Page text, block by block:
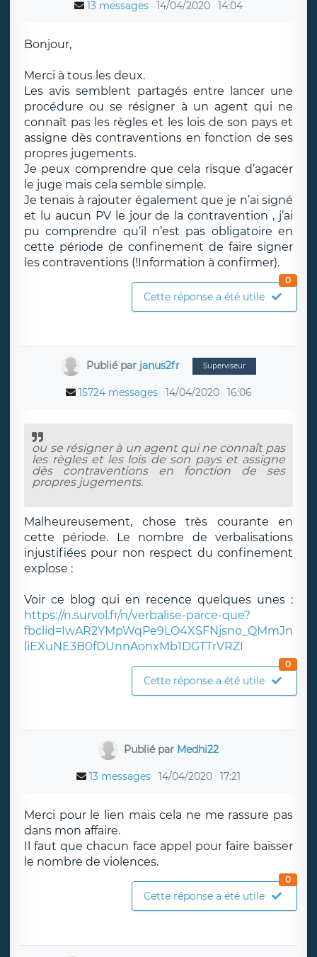
13 messages 14/04/2020 14:04
Bonjour,
Merci à tous les deux.
Les avis semblent partagés entre lancer une
procédure ou se résigner à un agent qui ne
connaît pas les règles et les lois de son pays et
assigne dès contraventions en fonction de ses
propres jugements.
Je peux comprendre que cela risque d’agacer
le juge mais cela semble simple.
Je tenais à rajouter également que je n’ai signé
et lu aucun PV le jour de la contravention , j’ai
pu comprendre qu’il n’est pas obligatoire en
cette période de confinement de faire signer
les contraventions (!Information à confirmer).
Cette réponse a été utile
0
Publié par janus2fr Superviseur
15724 messages 14/04/2020 16:06
ou se résigner à un agent qui ne connaît pas
les règles et les lois de son pays et assigne
dès contraventions en fonction de ses
propres jugements.
Malheureusement, chose très courante en
cette période. Le nombre de verbalisations
injustifiées pour non respect du confinement
explose :
Voir ce blog qui en recence quelques unes :
https://n.survol.fr/n/verbalise-parce-que?
fbclid=IwAR2YMpWqPe9LO4XSFNjsno_QMmJn
liEXuNE3B0fDUnnAonxMb1DGTTrVRZI
Cette réponse a été utile
0
Publié par Medhi22
13 messages 14/04/2020 17:21
Merci pour le lien mais cela ne me rassure pas
dans mon affaire.
Il faut que chacun face appel pour faire baisser
le nombre de violences.
Cette réponse a été utile
0